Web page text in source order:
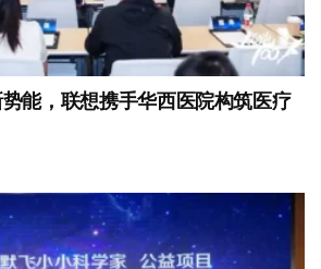
能，联想携手华西医院构筑医疗